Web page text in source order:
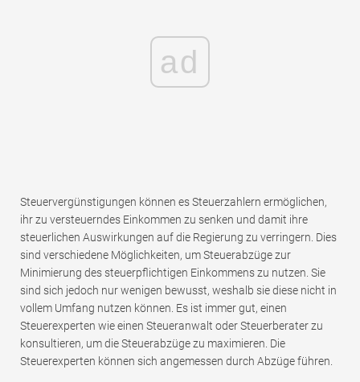
ad
Steuervergünstigungen können es Steuerzahlern ermöglichen,
ihr zu versteuerndes Einkommen zu senken und damit ihre
steuerlichen Auswirkungen auf die Regierung zu verringern. Dies
sind verschiedene Möglichkeiten, um Steuerabzüge zur
Minimierung des steuerpflichtigen Einkommens zu nutzen. Sie
sind sich jedoch nur wenigen bewusst, weshalb sie diese nicht in
vollem Umfang nutzen können. Es ist immer gut, einen
Steuerexperten wie einen Steueranwalt oder Steuerberater zu
konsultieren, um die Steuerabzüge zu maximieren. Die
Steuerexperten können sich angemessen durch Abzüge führen.